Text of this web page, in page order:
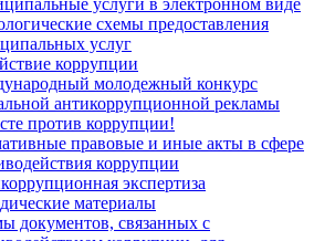
услуги в электронном виде
схемы предоставления
услуг
коррупции
молодежный конкурс
антикоррупционной рекламы
против коррупции!
правовые и иные акты в сфере
коррупции
экспертиза
материалы
документов, связанных с